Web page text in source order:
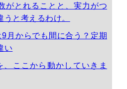
がとれることと、実力がつ
と考えるわけ。
月からでも間に合う？定期
い
、ここから動かしていきま